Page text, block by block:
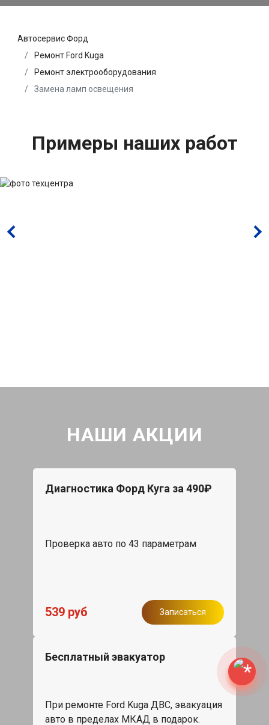
Автосервис Форд
Ремонт Ford Kuga
Ремонт электрооборудования
Замена ламп освещения
Примеры наших работ
НАШИ АКЦИИ
Диагностика Форд Куга за 490₽
Проверка авто по 43 параметрам
539 руб Записаться
Бесплатный эвакуатор
При ремонте Ford Kuga ДВС, эвакуация
авто в пределах МКАД в подарок.